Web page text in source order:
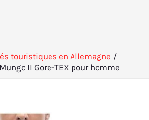
touristiques en Allemagne
II Gore-TEX pour homme